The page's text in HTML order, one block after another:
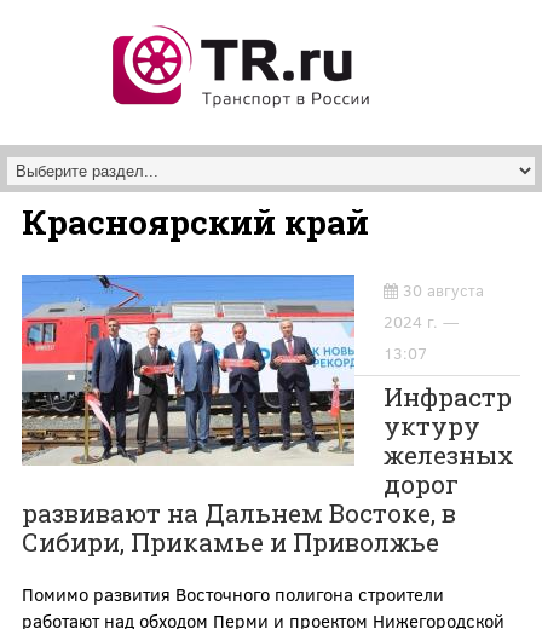
Красноярский край
30 августа
2024 г. —
13:07
Инфрастр
уктуру
железных
дорог
развивают на Дальнем Востоке, в
Сибири, Прикамье и Приволжье
Помимо развития Восточного полигона строители
работают над обходом Перми и проектом Нижегородской